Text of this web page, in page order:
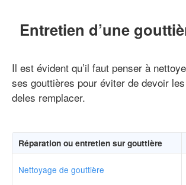
Entretien d’une
Il est évident qu’il faut penser à
ses gouttières pour éviter de devoir
deles remplacer.
Réparation ou entretien sur gouttière
Nettoyage de gouttière